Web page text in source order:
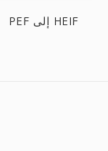
PEF إلى HEIF